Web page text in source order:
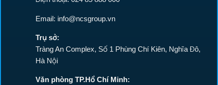
Email: info@ncsgroup.vn
Trụ sở:
Tràng An Complex, Số 1 Phùng Chí Kiên, Nghĩa Đô,
Hà Nội
Văn phòng TP.Hồ Chí Minh: